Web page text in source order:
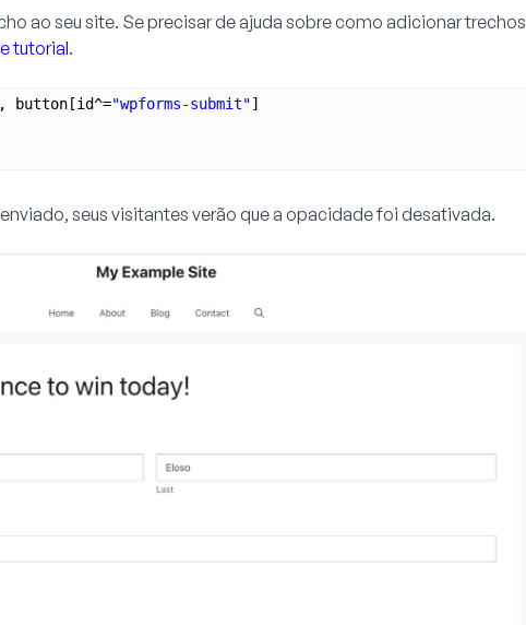
ao seu site. Se precisar de ajuda sobre como adicionar trechos
tutorial.
button[id^="wpforms-submit"]
seus visitantes verão que a opacidade foi desativada.